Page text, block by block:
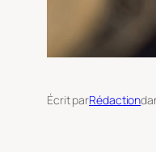
Écrit parRédaction